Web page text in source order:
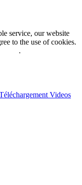
service, our website
to the use of cookies.
.
Videos